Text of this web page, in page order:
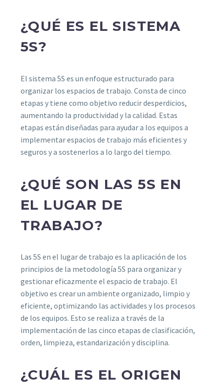
¿QUÉ ES EL SISTEMA
5S?
El sistema 5S es un enfoque estructurado para
organizar los espacios de trabajo. Consta de cinco
etapas y tiene como objetivo reducir desperdicios,
aumentando la productividad y la calidad. Estas
etapas están diseñadas para ayudar a los equipos a
implementar espacios de trabajo más eficientes y
seguros y a sostenerlos a lo largo del tiempo.
¿QUÉ SON LAS 5S EN
EL LUGAR DE
TRABAJO?
Las 5S en el lugar de trabajo es la aplicación de los
principios de la metodología 5S para organizar y
gestionar eficazmente el espacio de trabajo. El
objetivo es crear un ambiente organizado, limpio y
eficiente, optimizando las actividades y los procesos
de los equipos. Esto se realiza a través de la
implementación de las cinco etapas de clasificación,
orden, limpieza, estandarización y disciplina.
¿CUÁL ES EL ORIGEN